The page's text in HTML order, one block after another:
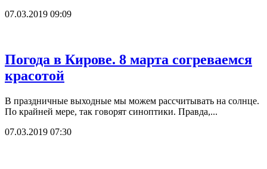
07.03.2019 09:09
Погода в Кирове. 8 марта согреваемся
красотой
В праздничные выходные мы можем рассчитывать на солнце.
По крайней мере, так говорят синоптики. Правда,...
07.03.2019 07:30